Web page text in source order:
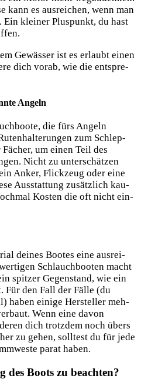
kann es aus­rei­chen, wenn man
klei­ner Plus­punkt, du hast
Gewäs­ser ist es erlaubt einen
dich vor­ab, wie die ent­spre­
Angeln
die fürs Angeln
zum Schlep­
um einen Teil des
Nicht zu unter­schät­zen
Anker, Flick­zeug oder eine
Aus­stat­tung zusätz­lich kau­
Kos­ten die oft nicht ein­
dei­nes Boo­tes eine aus­rei­
Schlauch­boo­ten macht
spit­zer Gegen­stand, wie ein
Für den Fall der Fäl­le (du
haben eini­ge Her­stel­ler meh­
Wenn eine davon
dich trotz­dem noch übers
zu gehen, soll­test du für jede
parat haben.
des Boots zu beachten?